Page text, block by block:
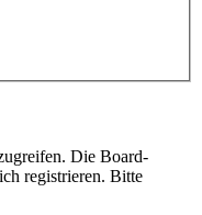
Die Board-
registrieren. Bitte